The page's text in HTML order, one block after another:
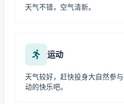
天气不错，空气清新。
运动
天气较好，赶快投身大自然参
动的快乐吧。